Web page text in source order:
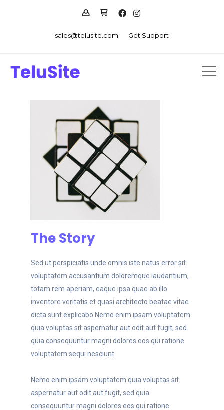
sales@telusite.com Get Support
The Story
Sed ut perspiciatis unde omnis iste natus error sit
voluptatem accusantium doloremque laudantium,
totam rem aperiam, eaque ipsa quae ab illo
inventore veritatis et quasi architecto beatae vitae
dicta sunt explicabo.Nemo enim ipsam voluptatem
quia voluptas sit aspernatur aut odit aut fugit, sed
quia consequuntur magni dolores eos qui ratione
voluptatem sequi nesciunt.
Nemo enim ipsam voluptatem quia voluptas sit
aspernatur aut odit aut fugit, sed quia
consequuntur magni dolores eos qui ratione